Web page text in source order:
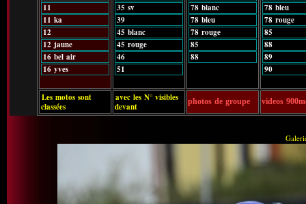
11
11 ka
12
12 jaune
16 bel air
16 yves
35 sv
39
45 blanc
45 rouge
46
51
78 blanc
78 bleu
78 rouge
85
88
78 bleu
78 rouge
85
88
89
90
Les motos sont
classées
avec les N° visibles
devant
photos de groupe videos